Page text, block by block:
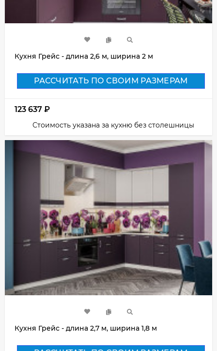
Кухня Грейс - длина 2,6 м, ширина 2 м
РАССЧИТАТЬ ПО СВОИМ РАЗМЕРАМ
123 637 ₽
Стоимость указана за кухню без столешницы
Кухня Грейс - длина 2,7 м, ширина 1,8 м